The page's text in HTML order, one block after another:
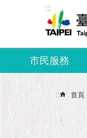
跳到主要內容區塊
:::
市民服務
::: 首頁